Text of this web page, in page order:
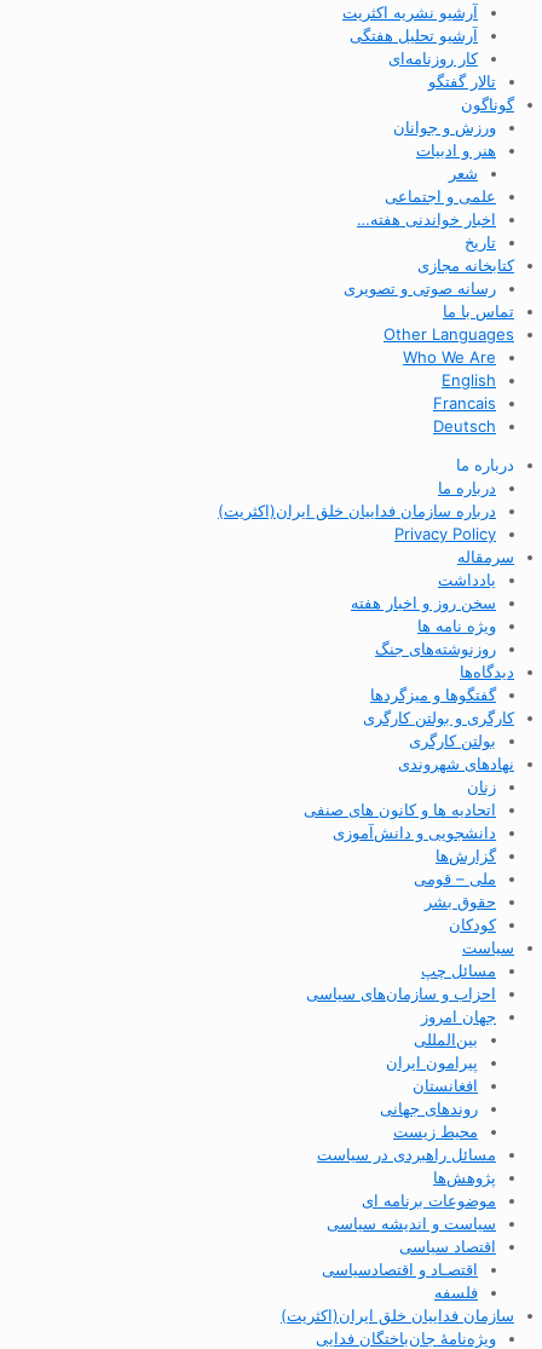
آرشیو نشریه اکثریت
آرشیو تحلیل هفتگی
کار روزنامه‌ای
تالار گفتگو
گوناگون
ورزش و جوانان
هنر و ادبیات
شعر
علمی و اجتماعی
اخبار خواندنی هفته…
تاریخ
کتابخانه مجازی
رسانه صوتی و تصویری
تماس با ما
Other Languages
Who We Are
English
Francais
Deutsch
درباره ما
درباره ما
درباره سازمان فداییان خلق ایران(اکثریت)
Privacy Policy
سرمقاله
یادداشت
سخن روز و اخبار هفته
ویژه نامه ها
روزنوشته‌های جنگ
دیدگاه‌ها
گفتگوها و میزگردها
کارگری و بولتن کارگری
بولتن کارگری
نهادهای شهروندی
زنان
اتحادیه ها و کانون های صنفی
دانشجویی و دانش‌آموزی
گزارش‌ها
ملی – قومی
حقوق بشر
کودکان
سیاست
مسائل چپ
احزاب و سازمان‌های سیاسی
جهان امروز
بین‌المللی
پیرامون ایران
افغانستان
روندهای جهانی
محیط زیست
مسائل راهبردی در سیاست
پژوهش‌ها
موضوعات برنامه ای
سیاست و اندیشه سیاسی
اقتصاد سیاسی
اقتصـاد و اقتصاد‌سیاسی
فلسفه
سازمان فداییان خلق ایران(اکثریت)
ویژه‌نامهٔ جان‌باختگان فدایی